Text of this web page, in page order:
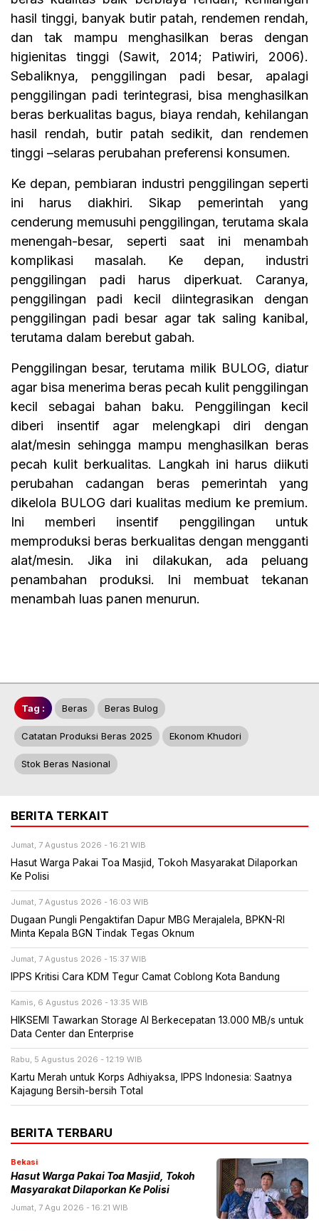
hasil tinggi, banyak butir patah, rendemen rendah,
dan tak mampu menghasilkan beras dengan
higienitas tinggi (Sawit, 2014; Patiwiri, 2006).
Sebaliknya, penggilingan padi besar, apalagi
penggilingan padi terintegrasi, bisa menghasilkan
beras berkualitas bagus, biaya rendah, kehilangan
hasil rendah, butir patah sedikit, dan rendemen
tinggi –selaras perubahan preferensi konsumen.
Ke depan, pembiaran industri penggilingan seperti
ini harus diakhiri. Sikap pemerintah yang
cenderung memusuhi penggilingan, terutama skala
menengah-besar, seperti saat ini menambah
komplikasi masalah. Ke depan, industri
penggilingan padi harus diperkuat. Caranya,
penggilingan padi kecil diintegrasikan dengan
penggilingan padi besar agar tak saling kanibal,
terutama dalam berebut gabah.
Penggilingan besar, terutama milik BULOG, diatur
agar bisa menerima beras pecah kulit penggilingan
kecil sebagai bahan baku. Penggilingan kecil
diberi insentif agar melengkapi diri dengan
alat/mesin sehingga mampu menghasilkan beras
pecah kulit berkualitas. Langkah ini harus diikuti
perubahan cadangan beras pemerintah yang
dikelola BULOG dari kualitas medium ke premium.
Ini memberi insentif penggilingan untuk
memproduksi beras berkualitas dengan mengganti
alat/mesin. Jika ini dilakukan, ada peluang
penambahan produksi. Ini membuat tekanan
menambah luas panen menurun.
Tag : Beras Beras Bulog
Catatan Produksi Beras 2025 Ekonom Khudori
Stok Beras Nasional
BERITA TERKAIT
Jumat, 7 Agustus 2026 - 16:21 WIB
Hasut Warga Pakai Toa Masjid, Tokoh Masyarakat Dilaporkan
Ke Polisi
Jumat, 7 Agustus 2026 - 16:03 WIB
Dugaan Pungli Pengaktifan Dapur MBG Merajalela, BPKN-RI
Minta Kepala BGN Tindak Tegas Oknum
Jumat, 7 Agustus 2026 - 15:37 WIB
IPPS Kritisi Cara KDM Tegur Camat Coblong Kota Bandung
Kamis, 6 Agustus 2026 - 13:35 WIB
HIKSEMI Tawarkan Storage AI Berkecepatan 13.000 MB/s untuk
Data Center dan Enterprise
Rabu, 5 Agustus 2026 - 12:19 WIB
Kartu Merah untuk Korps Adhiyaksa, IPPS Indonesia: Saatnya
Kajagung Bersih-bersih Total
BERITA TERBARU
Bekasi
Hasut Warga Pakai Toa Masjid, Tokoh
Masyarakat Dilaporkan Ke Polisi
Jumat, 7 Agu 2026 - 16:21 WIB